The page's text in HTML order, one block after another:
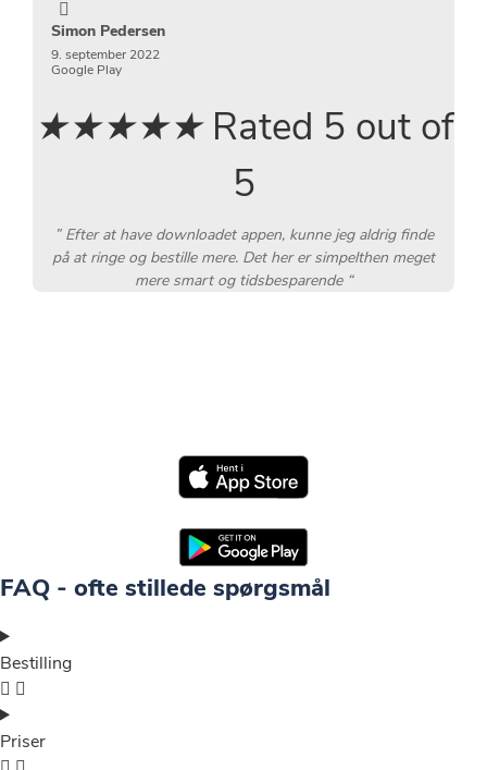
Simon Pedersen
9. september 2022
Google Play
★★★★★ Rated 5 out of
5
” Efter at have downloadet appen, kunne jeg aldrig finde
på at ringe og bestille mere. Det her er simpelthen meget
mere smart og tidsbesparende “
FAQ - ofte stillede spørgsmål
Bestilling
Priser